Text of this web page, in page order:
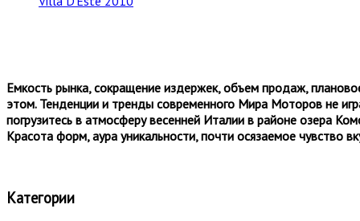
Емкость рынка, сокращение издержек, объем продаж,
этом. Тенденции и тренды современного Мира Моторов не
погрузитесь в атмосферу весенней Италии в районе озера
Красота форм, аура уникальности, почти осязаемое чувство
Категории